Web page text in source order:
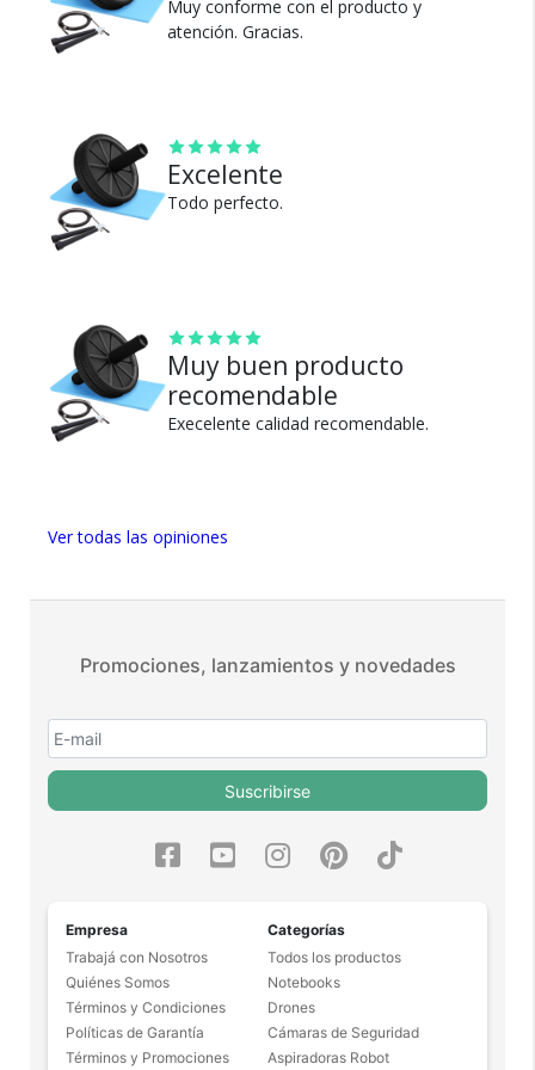
Muy conforme con el producto y
atención. Gracias.
Excelente
Todo perfecto.
Muy buen producto
recomendable
Execelente calidad recomendable.
Ver todas las opiniones
Cambios y Devoluciones
seguros?
100% de calificaciones
Más de 15.000 comentarios
productos.
envíos.
nosotros.
Promociones, lanzamientos y novedades
Suscribirse
Empresa
Trabajá con Nosotros
Quiénes Somos
Términos y Condiciones
Políticas de Garantía
Términos y Promociones
Categorías
Todos los productos
Notebooks
Drones
Cámaras de Seguridad
Aspiradoras Robot